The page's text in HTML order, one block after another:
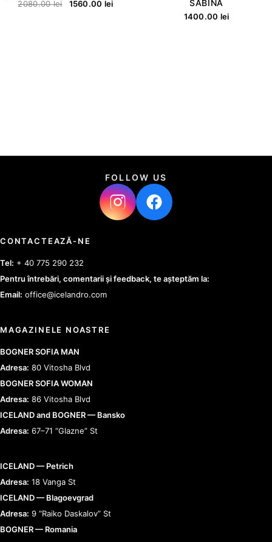
2080.00lei 1560.00 lei SABINA
1400.00 lei
FOLLOW US
CONTACTEAZĂ-NE
Tel: + 40 775 290 232
Pentru întrebări, comentarii și feedback, te așteptăm la:
Email: office@icelandro.com
MAGAZINELE NOASTRE
BOGNER SOFIA MAN
Adresa: 80 Vitosha Blvd
BOGNER SOFIA WOMAN
Adresa: 86 Vitosha Blvd
ICELAND and BOGNER — Bansko
Adresa: 67–71 “Glazne” St
ICELAND — Petrich
Adresa: 18 Vanga St
ICELAND — Blagoevgrad
Adresa: 9 “Raiko Daskalov” St
BOGNER — Romania